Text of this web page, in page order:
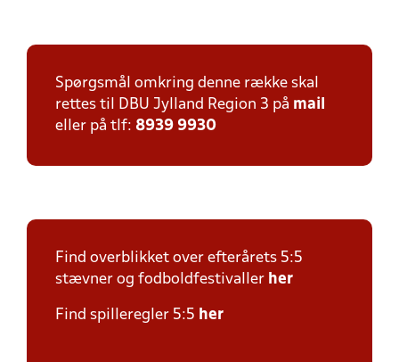
Spørgsmål omkring denne række skal
rettes til DBU Jylland Region 3 på mail
eller på tlf: 8939 9930
Find overblikket over efterårets 5:5
stævner og fodboldfestivaller her
Find spilleregler 5:5 her